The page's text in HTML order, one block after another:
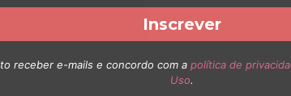
São Paulo (SEESP), representado por
de Guarujá contra a Associação
receber e-mails e concordo com a política de
Uso.